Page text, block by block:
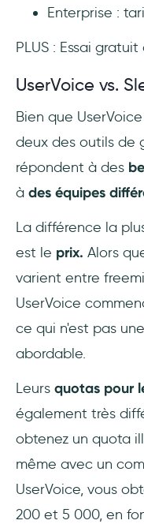
Enterprise :
PLUS : Essai gratuit
UserVoice vs.
Bien que
deux des outils de
répondent à des
à des équipes
La différence la
est le prix. Alors
varient entre
UserVoice
ce qui n'est pas
abordable.
Leurs quotas pour
également très
obtenez un quota
même avec un
UserVoice, vous
200 et 5 000, en